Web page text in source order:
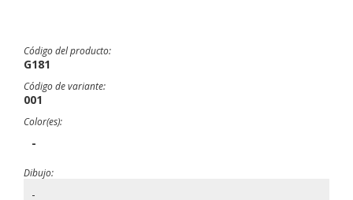
Código del producto:
G181
Código de variante:
001
Color(es):
-
Dibujo:
-